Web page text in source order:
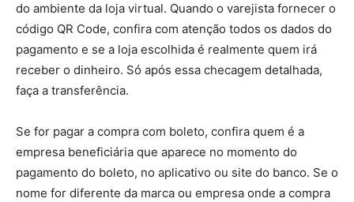
do ambiente da loja virtual. Quando o varejista fornecer o
código QR Code, confira com atenção todos os dados do
pagamento e se a loja escolhida é realmente quem irá
receber o dinheiro. Só após essa checagem detalhada,
faça a transferência.
Se for pagar a compra com boleto, confira quem é a
empresa beneficiária que aparece no momento do
pagamento do boleto, no aplicativo ou site do banco. Se o
nome for diferente da marca ou empresa onde a compra